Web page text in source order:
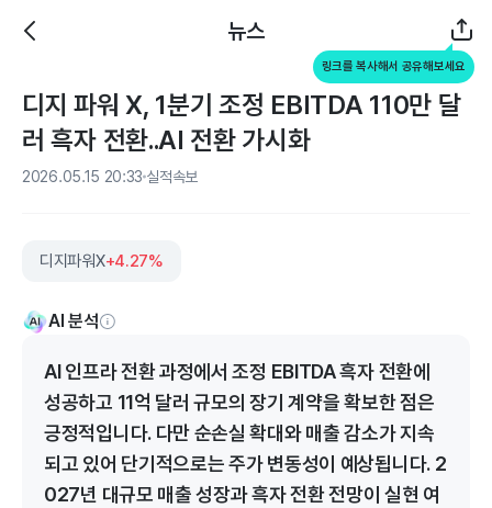
뉴스
링크를 복사해서 공유해보세요
디지 파워 X, 1분기 조정 EBITDA 110만 달
러 흑자 전환..AI 전환 가시화
2026.05.15 20:33 실적속보
디지파워X+4.27%
AI 분석
AI 인프라 전환 과정에서 조정 EBITDA 흑자 전환에
성공하고 11억 달러 규모의 장기 계약을 확보한 점은
긍정적입니다. 다만 순손실 확대와 매출 감소가 지속
되고 있어 단기적으로는 주가 변동성이 예상됩니다. 2
027년 대규모 매출 성장과 흑자 전환 전망이 실현 여